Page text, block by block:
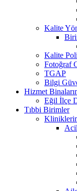
Kalite
Kalite
Fotoğraf
TGAP
Bilgi
Hizmet
Eğil İlçe
Tıbbi Birimler